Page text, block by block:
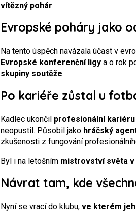
vítězný pohár.
Evropské poháry jako
Na tento úspěch navázala účast v
Evropské konferenční ligy a o rok
skupiny soutěže.
Po kariéře zůstal u
Kadlec ukončil profesionální
neopustil. Působil jako hráčský
zkušenosti z fungování
Byl i na letošním mistrovství světa
Návrat tam, kde
Nyní se vrací do klubu, ve kterém